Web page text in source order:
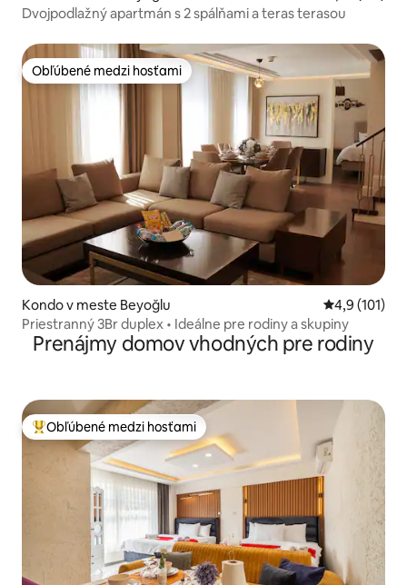
Dvojpodlažný apartmán s 2 spálňami a teras terasou
Obľúbené medzi hosťami
Obľúbené medzi hosťami
Kondo v meste Beyoğlu Priemerné
4,9 (101)
Priestranný 3Br duplex • Ideálne pre rodiny a skupiny
Prenájmy domov vhodných pre rodiny
Najobľúbenejšie medzi hosťami
Obľúbené medzi hosťami